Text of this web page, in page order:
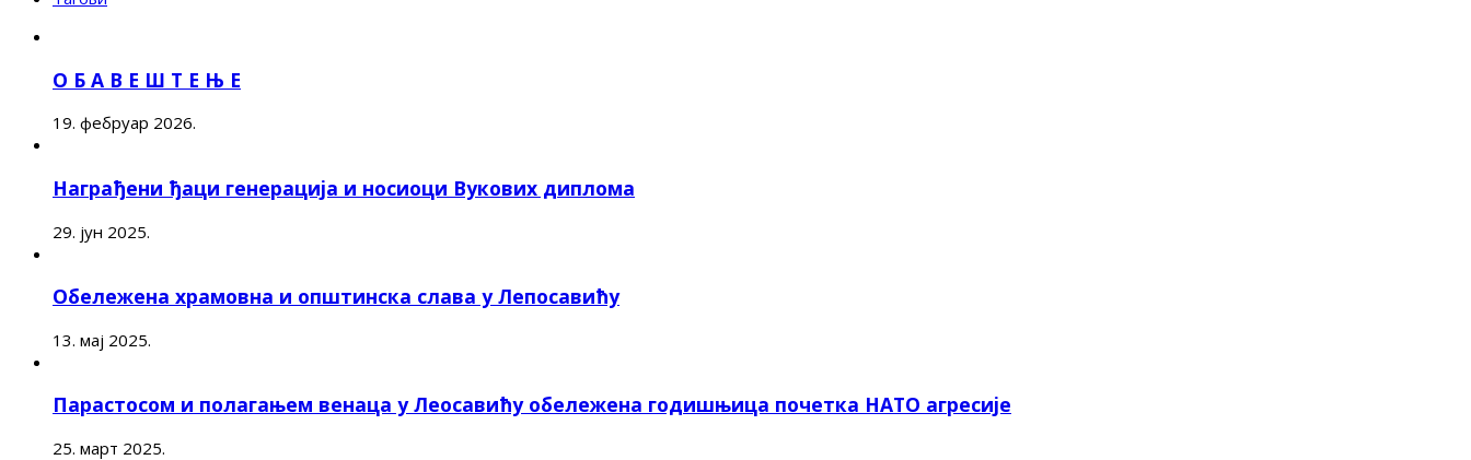
О Б А В Е Ш Т Е Њ Е
19. фебруар 2026.
Награђени ђаци генерација и носиоци Вукових диплома
29. јун 2025.
Обележена храмовна и општинска слава у Лепосавићу
13. мај 2025.
Парастосом и полагањем венаца у Леосавићу обележена годишњица почетка НАТО агресије
25. март 2025.